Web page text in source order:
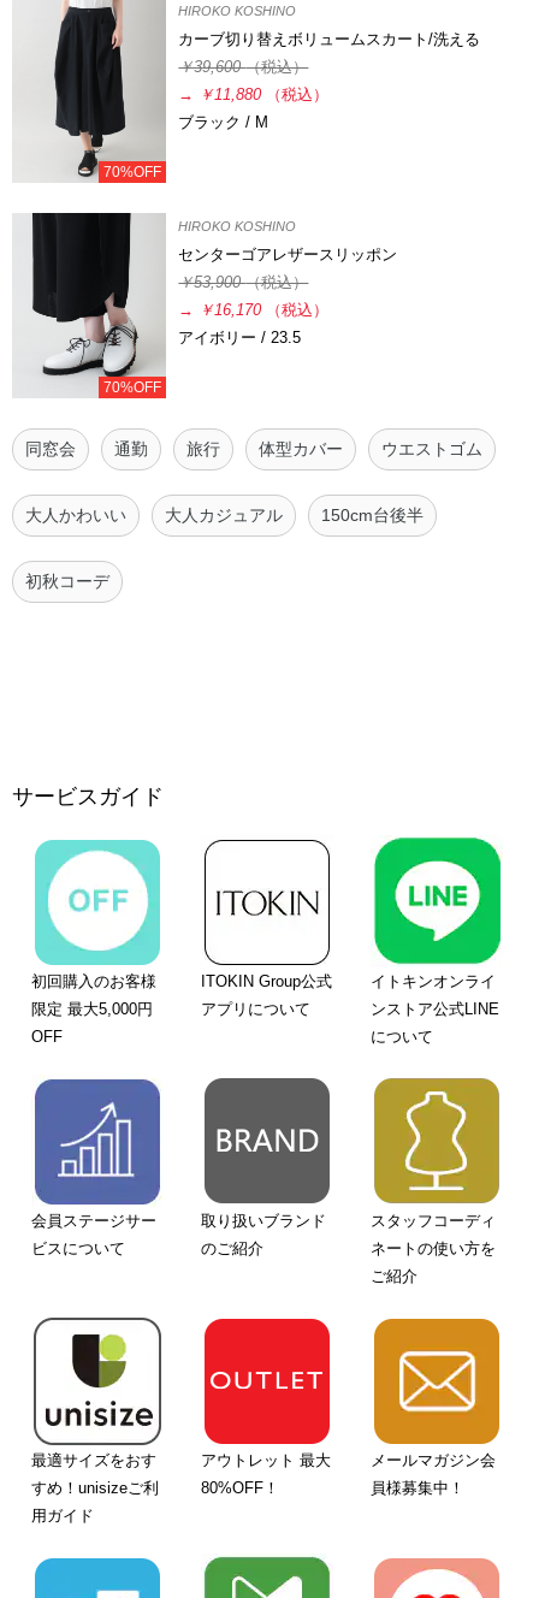
70%OFF
HIROKO KOSHINO
カーブ切り替えボリュームスカート/洗える
￥39,600（税込）
→
￥11,880
（税込）
ブラック / M
70%OFF
HIROKO KOSHINO
センターゴアレザースリッポン
￥53,900（税込）
→
￥16,170
（税込）
アイボリー / 23.5
同窓会 通勤 旅行 体型カバー ウエストゴム
大人かわいい 大人カジュアル 150cm台後半
初秋コーデ
サービスガイド
初回購入のお客様
限定 最大5,000円
OFF
ITOKIN Group公式
アプリについて
イトキンオンライ
ンストア公式LINE
について
会員ステージサー
ビスについて
取り扱いブランド
のご紹介
スタッフコーディ
ネートの使い方を
ご紹介
最適サイズをおす
すめ！unisizeご利
用ガイド
アウトレット 最大
80%OFF！
メールマガジン会
員様募集中！